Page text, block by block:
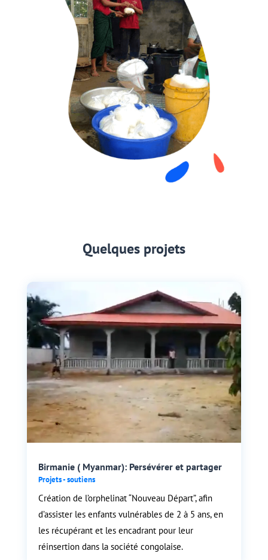
Quelques projets
Birmanie ( Myanmar): Persévérer et partager
Projets - soutiens
Création de l’orphelinat “Nouveau Départ”, afin
d’assister les enfants vulnérables de 2 à 5 ans, en
les récupérant et les encadrant pour leur
réinsertion dans la société congolaise.